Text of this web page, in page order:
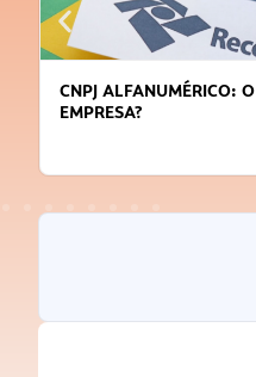
CNPJ ALFANUMÉRICO:
EMPRESA?